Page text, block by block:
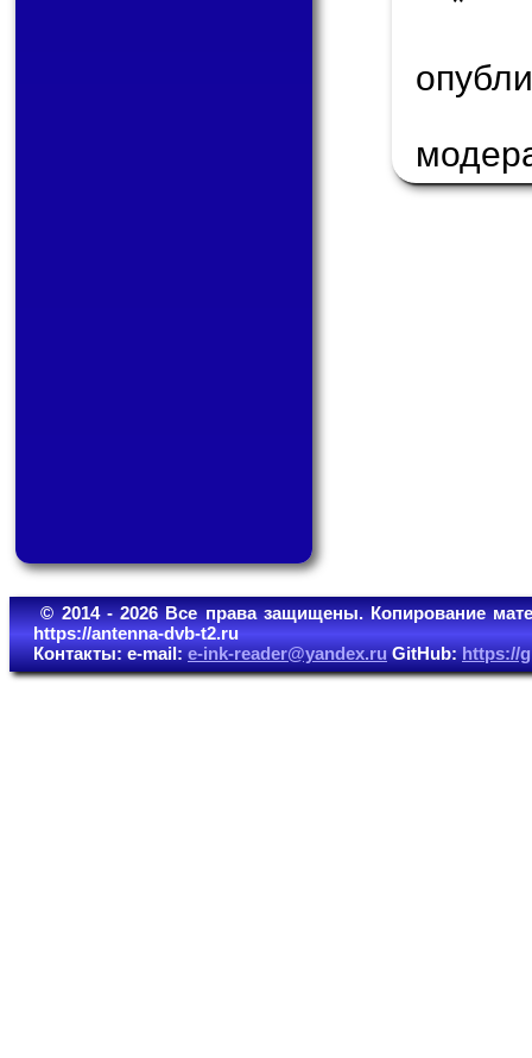
© 2014 - 2026 Все права защищены. Копирование
https://antenna-dvb-t2.ru
Контакты: e-mail:e-ink-reader@yandex.ruGitHub:https://